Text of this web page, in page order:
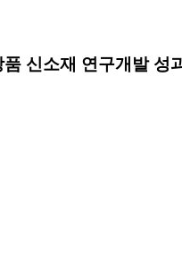
신소재 연구개발 성